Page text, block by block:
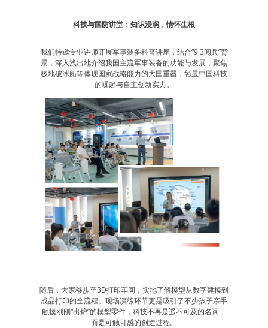
科技与国防讲堂：知识浸润，情怀生根
我们特邀专业讲师开展军事装备科普讲座，结合“9·3阅兵”背
景，深入浅出地介绍我国主流军事装备的功能与发展，聚焦
极地破冰船等体现国家战略能力的大国重器，彰显中国科技
的崛起与自主创新实力。
随后，大家移步至3D打印车间，实地了解模型从数字建模到
成品打印的全流程。现场演练环节更是吸引了不少孩子亲手
触摸刚刚“出炉”的模型零件，科技不再是遥不可及的名词，
而是可触可感的创造过程。